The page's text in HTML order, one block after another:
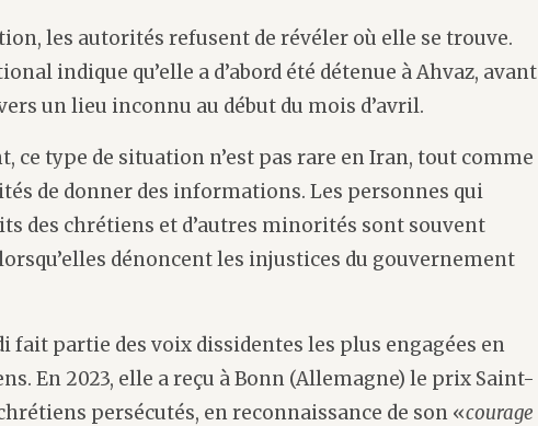
les autorités refusent de révéler où elle se trouve.
indique qu’elle a d’abord été détenue à Ahvaz, avant
un lieu inconnu au début du mois d’avril.
ce type de situation n’est pas rare en Iran, tout comme
de donner des informations. Les personnes qui
des chrétiens et d’autres minorités sont souvent
dénoncent les injustices du gouvernement
fait partie des voix dissidentes les plus engagées en
En 2023, elle a reçu à Bonn (Allemagne) le prix Saint-
persécutés, en reconnaissance de son «courage